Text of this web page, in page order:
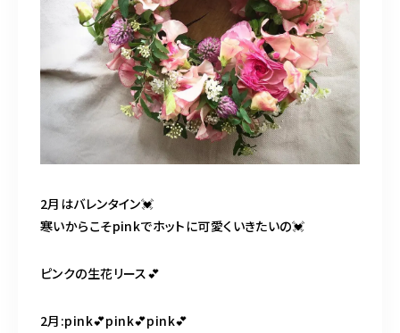
2月はバレンタイン💓
寒いからこそpinkでホットに可愛くいきたいの💓
ピンクの生花リース💕
2月:pink💕pink💕pink💕